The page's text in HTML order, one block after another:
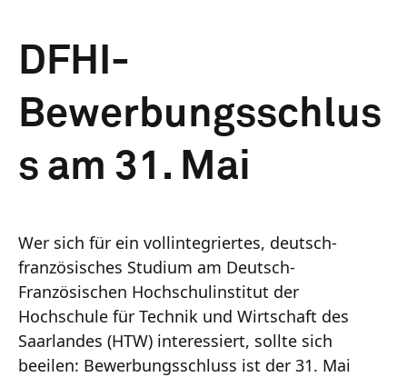
DFHI-
Bewerbungsschlus
s am 31. Mai
Wer sich für ein vollintegriertes, deutsch-
französisches Studium am Deutsch-
Französischen Hochschulinstitut der
Hochschule für Technik und Wirtschaft des
Saarlandes (HTW) interessiert, sollte sich
beeilen: Bewerbungsschluss ist der 31. Mai